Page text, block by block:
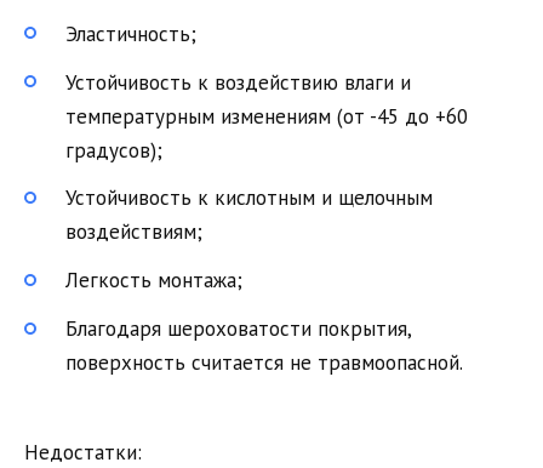
Эластичность;
Устойчивость к воздействию влаги и
температурным изменениям (от -45 до +60
градусов);
Устойчивость к кислотным и щелочным
воздействиям;
Легкость монтажа;
Благодаря шероховатости покрытия,
поверхность считается не травмоопасной.
Недостатки: